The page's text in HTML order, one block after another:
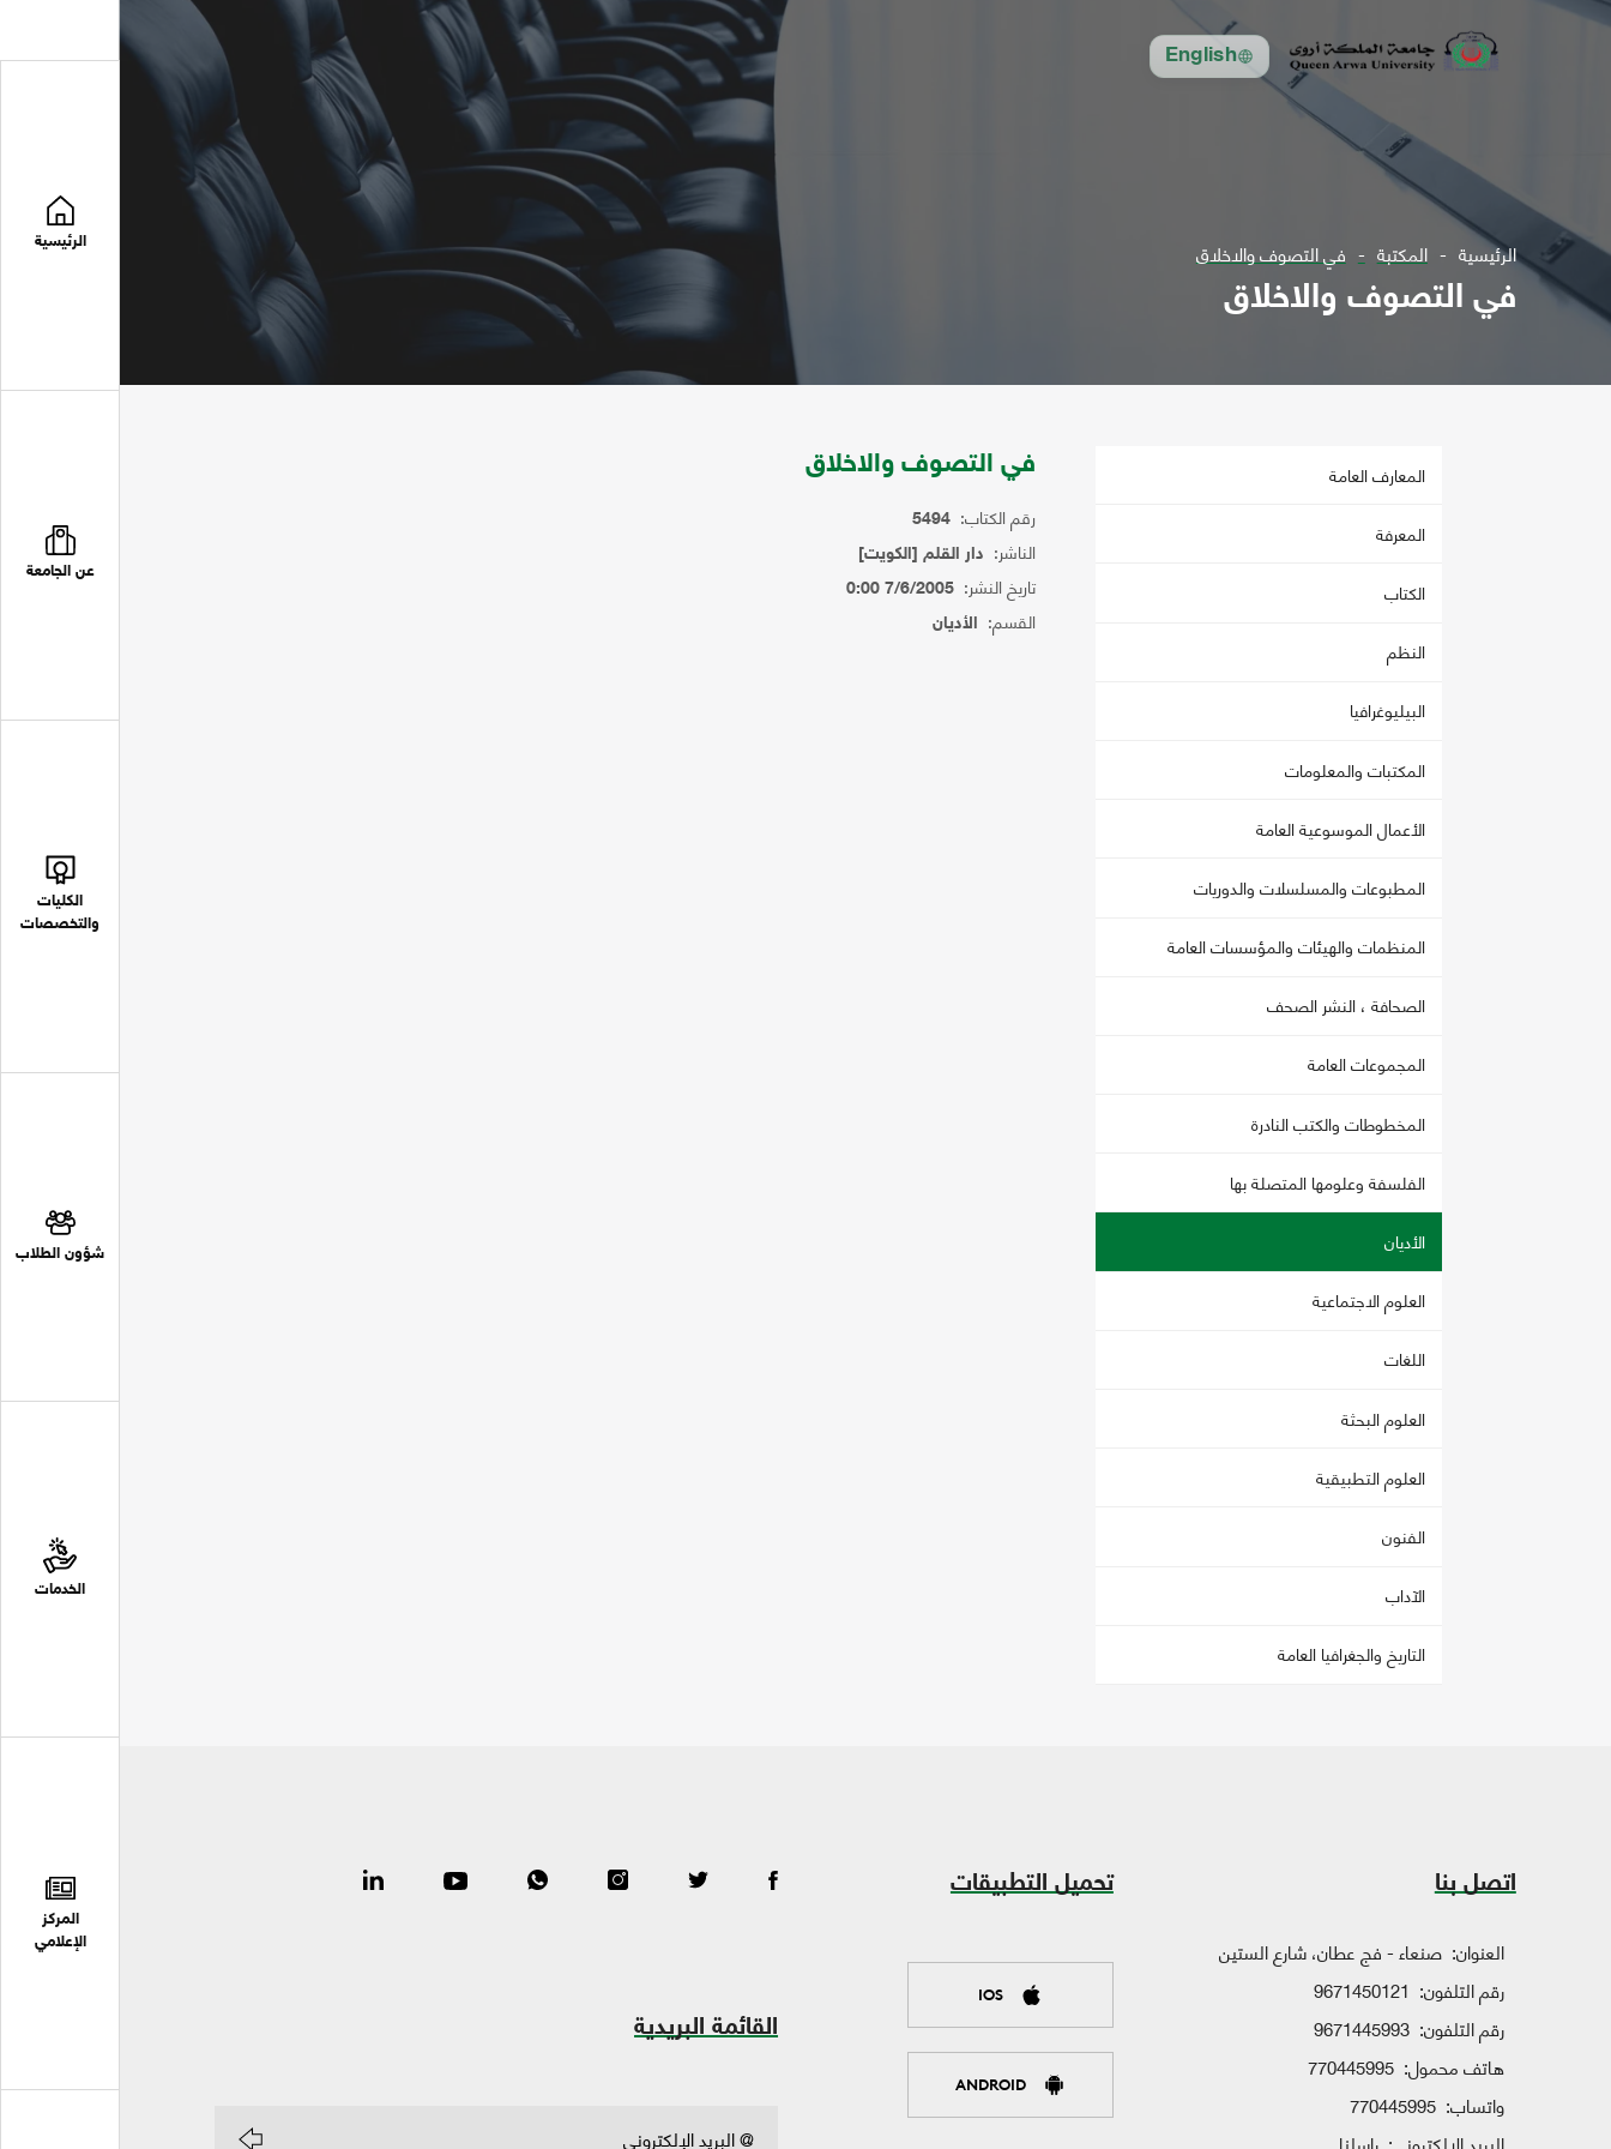
English
الرئيسية
عن الجامعة
الكليات
والتخصصات
شؤون الطلاب
الخدمات
المركز
الإعلامي
الرئيسية المكتبة في التصوف والاخلاق
في التصوف والاخلاق
المعارف العامة
المعرفة
الكتاب
النظم
البيليوغرافيا
المكتبات والمعلومات
الأعمال الموسوعية العامة
المطبوعات والمسلسلات والدوريات
المنظمات والهيئات والمؤسسات العامة
الصحافة ، النشر الصحف
المجموعات العامة
المخطوطات والكتب النادرة
الفلسفة وعلومها المتصلة بها
الأديان
العلوم الاجتماعية
اللغات
العلوم البحثة
العلوم التطبيقية
الفنون
الآداب
التاريخ والجغرافيا العامة
في التصوف والاخلاق
رقم الكتاب: 5494
الناشر: دار القلم [الكويت]
تاريخ النشر: 7/6/2005 0:00
القسم: الأديان
اتصل بنا
العنوان: صنعاء - فج عطان، شارع الستين
رقم التلفون: 9671450121
رقم التلفون: 9671445993
هاتف محمول: 770445995
واتساب: 770445995
تحميل التطبيقات
IOS
ANDROID
القائمة البريدية